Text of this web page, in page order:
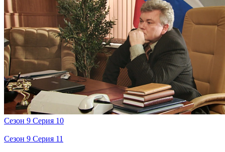
Сезон 9 Серия 10
Сезон 9 Серия 11